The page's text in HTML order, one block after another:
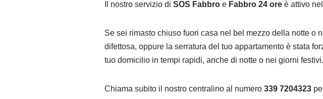
Il nostro servizio di SOS Fabbro e Fabbro 24 ore è attivo
Se sei rimasto chiuso fuori casa nel bel mezzo della notte o
difettosa, oppure la serratura del tuo appartamento è stata
tuo domicilio in tempi rapidi, anche di notte o nei giorni festivi.
Chiama subito il nostro centralino al numero 339 7204323